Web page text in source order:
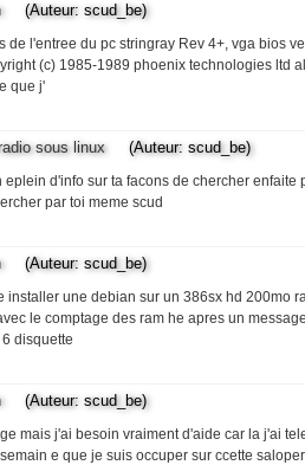
(Auteur: scud_be)
de l'entree du pc stringray Rev 4+, vga bios
(c) 1985-1989 phoenix technologies
que j'
sous linux(Auteur: scud_be)
d'info sur ta facons de chercher
par toi meme scud
(Auteur: scud_be)
une debian sur un 386sx hd 200mo
le comptage des ram he apres un
disquette
(Auteur: scud_be)
mais j'ai besoin vraiment d'aide car la j'ai
e que je suis occuper sur ccette